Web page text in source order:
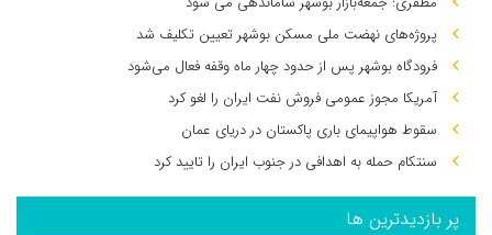
پروژه‌های نهضت ملی مسکن بوشهر تعیین تکلیف شد
فرودگاه بوشهر پس از حدود چهار ماه وقفه فعال می‌شود
آمریکا مجوز عمومی فروش نفت ایران را لغو کرد
سقوط هواپیمای باری پاکستان در دریای عمان
سنتکام حمله به اهدافی در جنوب ایران را تایید کرد
پر بازدیدترین ها